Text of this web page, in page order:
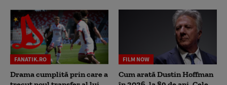
FANATIK.RO
Drama cumplită prin care a
FILM NOW
Cum arată Dustin Hoffman